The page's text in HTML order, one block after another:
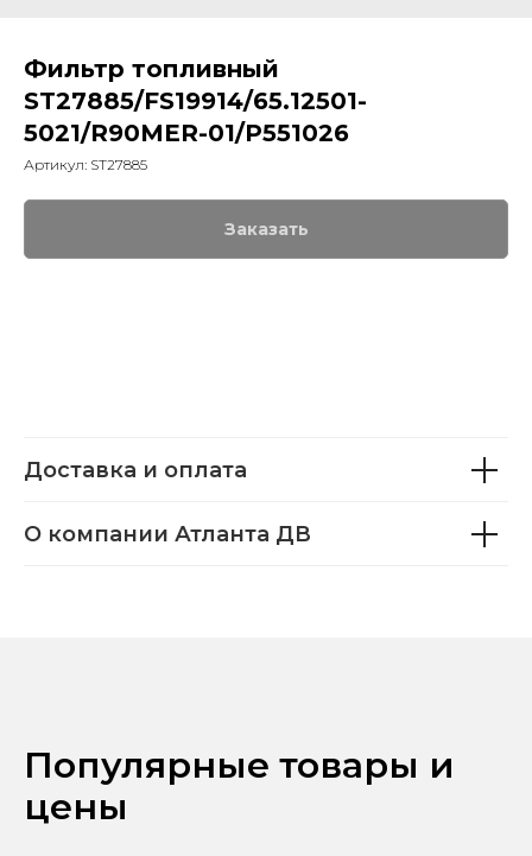
Фильтр топливный
ST27885/FS19914/65.12501-
5021/R90MER-01/P551026
Артикул: ST27885
Заказать
Доставка и оплата
О компании Атланта ДВ
Популярные товары и
цены